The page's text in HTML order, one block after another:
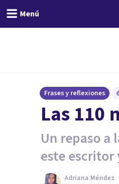
Menú
Frases y reflexiones
Las 110
Un repaso a
este escritor
Adriana Méndez